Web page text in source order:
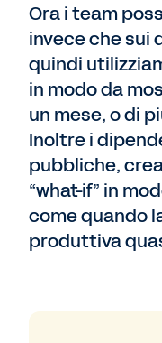
Ora i team
invece che sui
quindi
in modo da
un mese, o di
Inoltre i
pubbliche,
“what-if” in
come quando
produttiva